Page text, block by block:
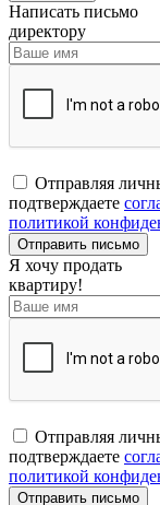
Написать письмо
директору
Отправляя
подтверждаете
политикой
Я хочу продать
квартиру!
Отправляя
подтверждаете
политикой